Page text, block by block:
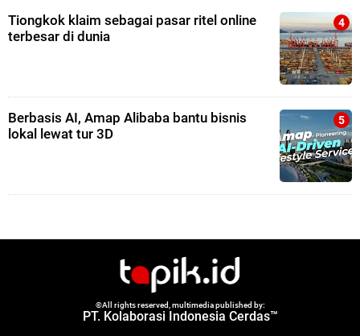
Tiongkok klaim sebagai pasar ritel online
terbesar di dunia
Berbasis AI, Amap Alibaba bantu bisnis
lokal lewat tur 3D
©All rights reserved, multimedia published by:
PT. Kolaborasi Indonesia Cerdas™